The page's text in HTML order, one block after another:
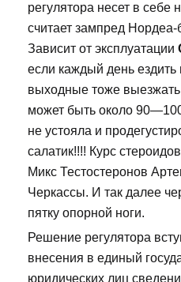
регулятора несет в себе
считает зампред
Зависит от эксплуатации
если каждый день
выходные тоже выезжать
может быть около
не устояла и
салатик!!!! Курс
Микс Тестостеронов
Черкассы. И так далее
пятку опорной ноги.
Решение регулятора
внесения в единый
юридических лиц